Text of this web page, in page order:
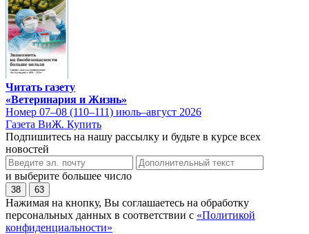
Читать газету
«Ветеринария и Жизнь»
Номер 07–08 (110–111) июль–август 2026
Газета ВиЖ. Купить
Подпишитесь на нашу рассылку и будьте в курсе всех
новостей
и выберите большее число
38 63
Нажимая на кнопку, Вы соглашаетесь на обработку
персональных данных в соответствии с «Политикой
конфиденциальности»